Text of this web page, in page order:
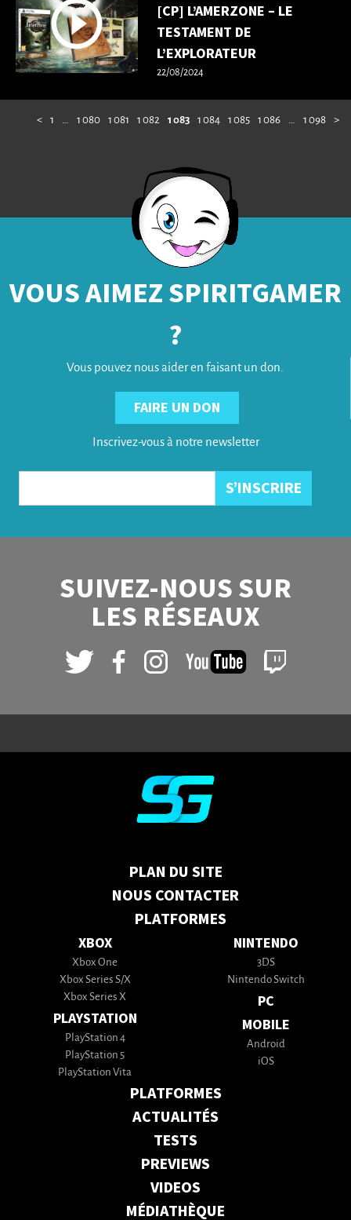
[CP] L’AMERZONE – LE
TESTAMENT DE
L’EXPLORATEUR
22/08/2024
< 1 … 1 080 1 081 1 082 1 083 1 084 1 085 1 086 … 1 098 >
VOUS AIMEZ SPIRITGAMER
?
Vous pouvez nous aider en faisant un don.
FAIRE UN DON
Inscrivez-vous à notre newsletter
SUIVEZ-NOUS SUR
LES RÉSEAUX
PLAN DU SITE
NOUS CONTACTER
PLATFORMES
XBOX
Xbox One
Xbox Series S/X
Xbox Series X
PLAYSTATION
PlayStation 4
PlayStation 5
PlayStation Vita
NINTENDO
3DS
Nintendo Switch
PC
MOBILE
Android
iOS
PLATFORMES
ACTUALITÉS
TESTS
PREVIEWS
VIDEOS
MÉDIATHÈQUE